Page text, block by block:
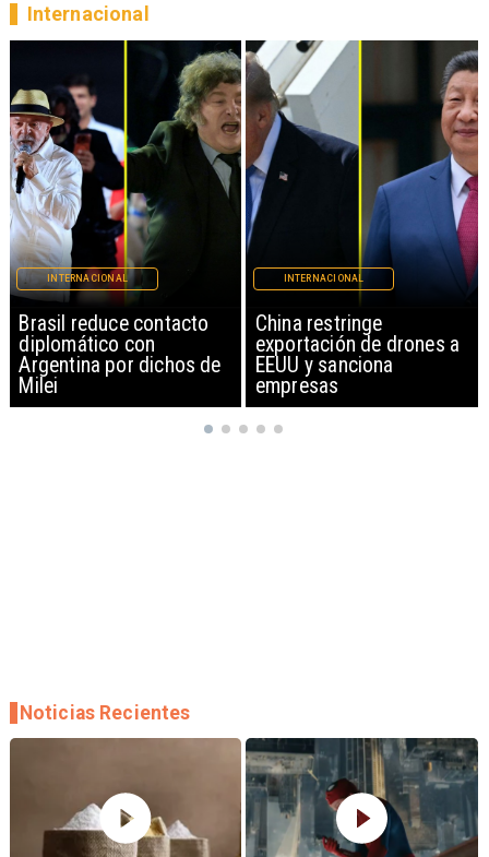
China restringe
exportación de drones a
EEUU y sanciona
empresas
INTERNACIONAL
Papa León XIV anuncia
gira por Sudamérica
INTERNACIONAL
Internacional
Noticias Recientes